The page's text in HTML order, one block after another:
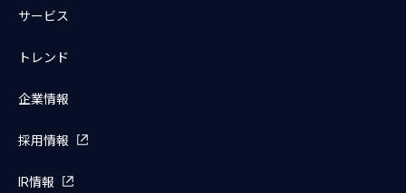
サービス
トレンド
企業情報
採用情報
IR情報